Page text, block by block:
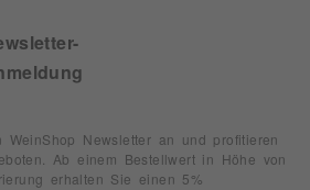
Newsletter an und profitieren
Ab einem Bestellwert in Höhe von
erhalten Sie einen 5%